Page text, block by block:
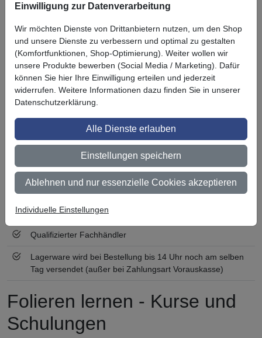
Ihre Vorteile bei uns
3M BestPartner Commercial Solutions
Persönliche Beratung und Betreuung
Keine Mindestbestellmenge
Ab 300 € Nettowarenwert versandkostenfrei (innerhalb
Zertifiziert nach ISO 9001
Qualifizierter Fachhändler
Lagerware wird bei Bestellung bis 14 Uhr noch am selben
Tag versendet (außer bei Zahlungsart Vorauskasse)
Folieren lernen - Kurse und
Schulungen
Einwilligung zur Datenverarbeitung
Wir möchten Dienste von Drittanbietern nutzen, um den Shop
und unsere Dienste zu verbessern und optimal zu gestalten
(Komfortfunktionen, Shop-Optimierung). Weiter wollen wir
unsere Produkte bewerben (Social Media / Marketing). Dafür
können Sie hier Ihre Einwilligung erteilen und jederzeit
widerrufen. Weitere Informationen dazu finden Sie in unserer
Datenschutzerklärung.
Alle Dienste erlauben
Einstellungen speichern
Ablehnen und nur essenzielle Cookies akzeptieren
Individuelle Einstellungen